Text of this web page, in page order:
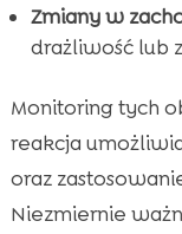
Zmiany w
drażliwość lub
Monitoring tych
reakcja
oraz
Niezmiernie